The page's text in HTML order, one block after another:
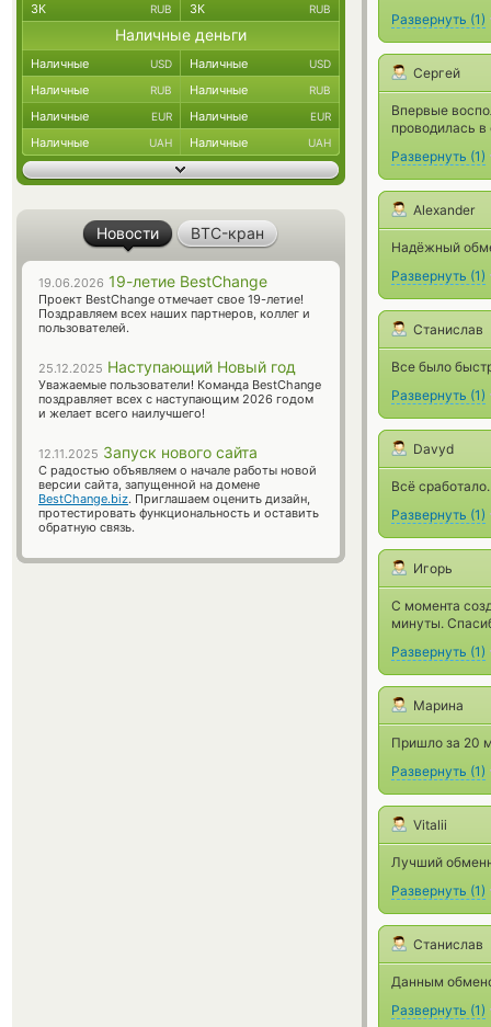
Развернуть (1)
Сергей
Впервые
проводилась
Развернуть (1)
Alexander
Надёжный
Развернуть (1)
Станислав
Все было
Развернуть (1)
Davyd
Всё
Развернуть (1)
Игорь
С момента
минуты.
Развернуть (1)
Марина
Пришло за 20
Развернуть (1)
Vitalii
Лучший
Развернуть (1)
Станислав
Данным
Развернуть (1)
ЗК RUB ЗК RUB
Наличные деньги
Наличные USD Наличные USD
Наличные RUB Наличные RUB
Наличные EUR Наличные EUR
Наличные UAH Наличные UAH
Новости BTC-кран
19.06.2026 19-летие BestChange
Проект BestChange отмечает свое 19-летие!
Поздравляем всех наших партнеров, коллег и
пользователей.
25.12.2025 Наступающий Новый год
Уважаемые пользователи! Команда BestChange
поздравляет всех с наступающим 2026 годом
и желает всего наилучшего!
12.11.2025 Запуск нового сайта
С радостью объявляем о начале работы новой
версии сайта, запущенной на домене
BestChange.biz. Приглашаем оценить дизайн,
протестировать функциональность и оставить
обратную связь.